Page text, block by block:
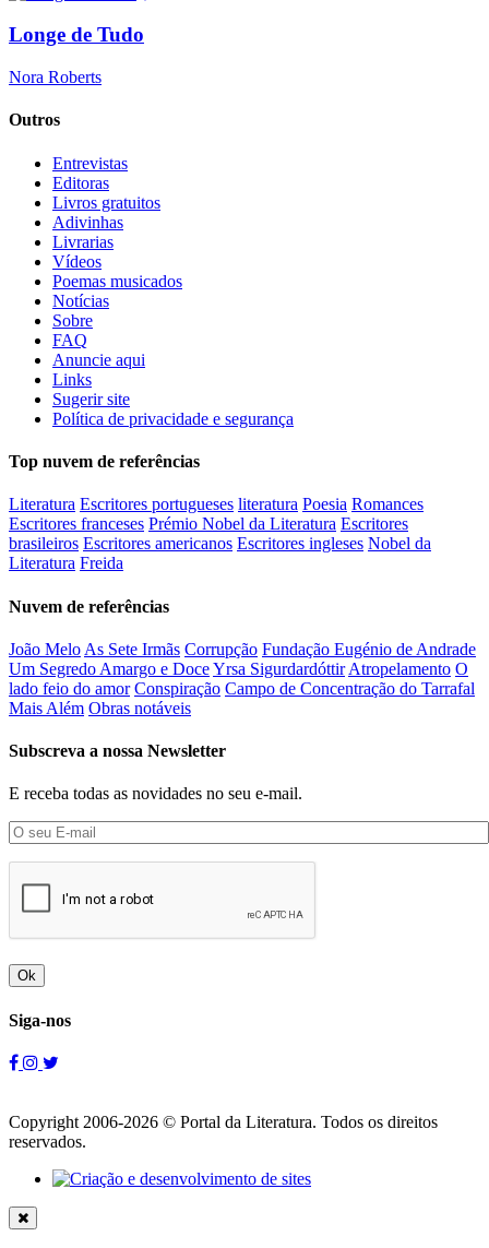
Longe de Tudo
Nora Roberts
Outros
Entrevistas
Editoras
Livros gratuitos
Adivinhas
Livrarias
Vídeos
Poemas musicados
Notícias
Sobre
FAQ
Anuncie aqui
Links
Sugerir site
Política de privacidade e segurança
Top nuvem de referências
Literatura Escritores portugueses literatura Poesia Romances
Escritores franceses Prémio Nobel da Literatura Escritores
brasileiros Escritores americanos Escritores ingleses Nobel da
Literatura Freida
Nuvem de referências
João Melo As Sete Irmãs Corrupção Fundação Eugénio de Andrade
Um Segredo Amargo e DoceYrsa Sigurdardóttir Atropelamento O
lado feio do amor Conspiração Campo de Concentração do Tarrafal
Mais Além Obras notáveis
Subscreva a nossa Newsletter
E receba todas as novidades no seu e-mail.
Ok
Siga-nos
Copyright 2006-2026 © Portal da Literatura. Todos os direitos
reservados.